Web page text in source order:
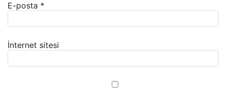
E-posta *
İnternet sitesi